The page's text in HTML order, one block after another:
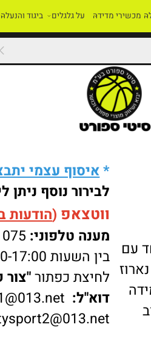
מדידה על גלגלים ביגוד והנעלה
איסוף עצמי
לבירור נוסף ניתן
ווטצאפ (הודעות
מענה טלפוני:
בין השעות 9:00-17:00
לחיצת כפתור "צור
דוא"ל:
citysport2@013.net